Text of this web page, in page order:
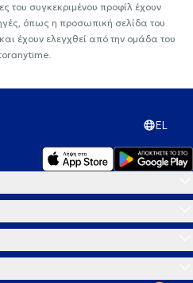
του συγκεκριμένου προφίλ έχουν
όπως η προσωπική σελίδα του
έχουν ελεγχθεί από την ομάδα του
EL